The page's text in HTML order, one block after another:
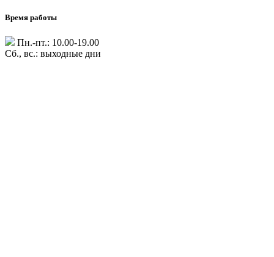
Время работы
Пн.-пт.: 10.00-19.00
Сб., вс.: выходные дни